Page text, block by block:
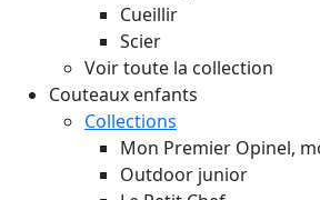
Cueillir
Scier
Voir toute la collection
Couteaux enfants
Collections
Mon Premier Opinel,
Outdoor junior